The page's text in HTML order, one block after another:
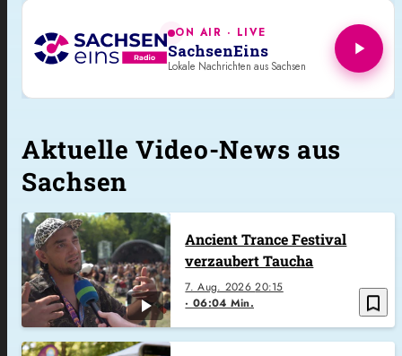
Aktuelle Video-News aus
Sachsen
bookmark_border
7. Aug. 202620:15
06:04 Min.
Ancient Trance Festival
verzaubert Taucha